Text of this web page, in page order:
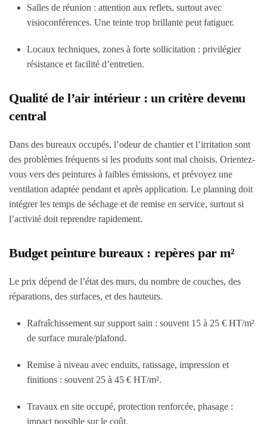
Salles de réunion : attention aux reflets, surtout avec
visioconférences. Une teinte trop brillante peut fatiguer.
Locaux techniques, zones à forte sollicitation : privilégier
résistance et facilité d’entretien.
Qualité de l’air intérieur : un critère devenu
central
Dans des bureaux occupés, l’odeur de chantier et l’irritation sont
des problèmes fréquents si les produits sont mal choisis. Orientez-
vous vers des peintures à faibles émissions, et prévoyez une
ventilation adaptée pendant et après application. Le planning doit
intégrer les temps de séchage et de remise en service, surtout si
l’activité doit reprendre rapidement.
Budget peinture bureaux : repères par m²
Le prix dépend de l’état des murs, du nombre de couches, des
réparations, des surfaces, et des hauteurs.
Rafraîchissement sur support sain : souvent 15 à 25 € HT/m²
de surface murale/plafond.
Remise à niveau avec enduits, ratissage, impression et
finitions : souvent 25 à 45 € HT/m².
Travaux en site occupé, protection renforcée, phasage :
impact possible sur le coût.